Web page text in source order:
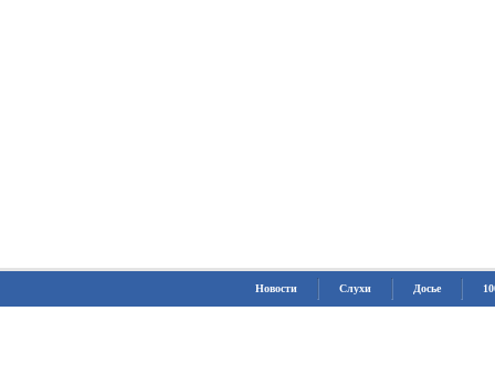
Новости Слухи Досье